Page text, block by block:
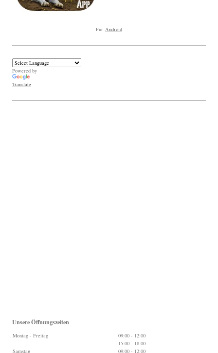
Für Android
Powered by
Translate
Unsere Öffnungszeiten
Montag - Freitag 09:00 - 12:00
15:00 - 18:00
Samstag
09:00 - 12:00